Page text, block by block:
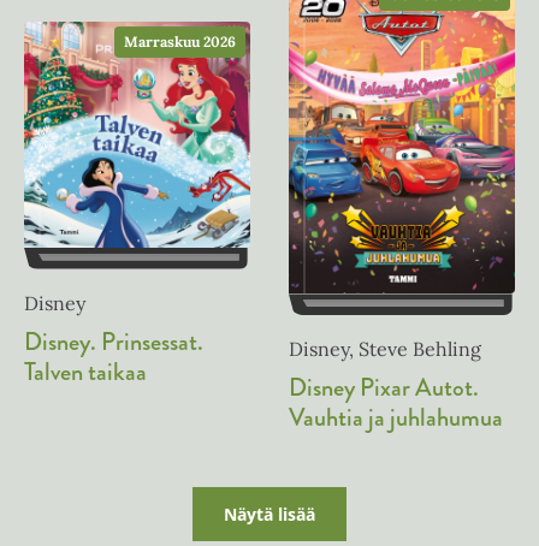
e
n
e
e
n
Marraskuu 2026
Disney
Disney. Prinsessat.
Talven taikaa
Disney, Steve Behling
Disney Pixar Autot.
Vauhtia ja juhlahumua
Näytä lisää